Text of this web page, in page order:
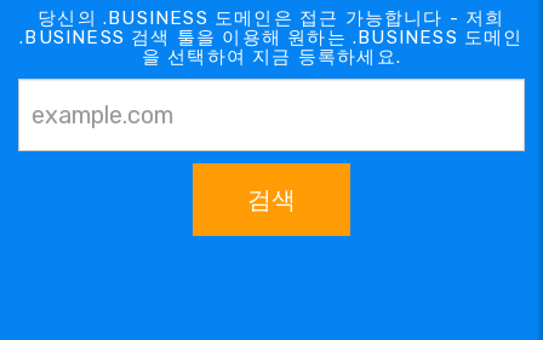
당신의 .BUSINESS 도메인은 접근 가능합니다 - 저희
.BUSINESS 검색 툴을 이용해 원하는 .BUSINESS 도메인
을 선택하여 지금 등록하세요.
검색